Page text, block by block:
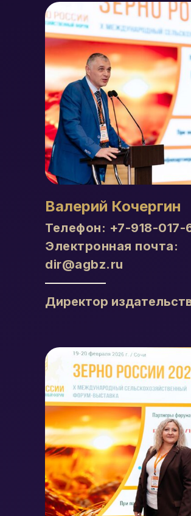
Валерий Кочергин
Телефон: +7-918-017-
Электронная почта:
dir@agbz.ru
Директор